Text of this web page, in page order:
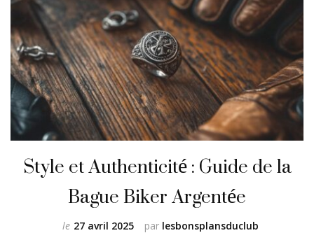
Style et Authenticité : Guide de la
Bague Biker Argentée
par lesbonsplansduclub
le 27 avril 2025